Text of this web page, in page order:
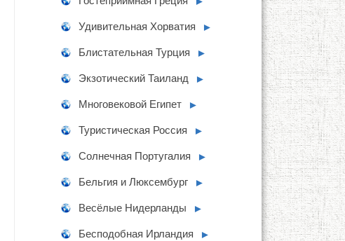
Удивительная Хорватия ►
Блистательная Турция ►
Экзотический Таиланд ►
Многовековой Египет ►
Туристическая Россия ►
Солнечная Португалия ►
Бельгия и Люксембург ►
Весёлые Нидерланды ►
Бесподобная Ирландия ►